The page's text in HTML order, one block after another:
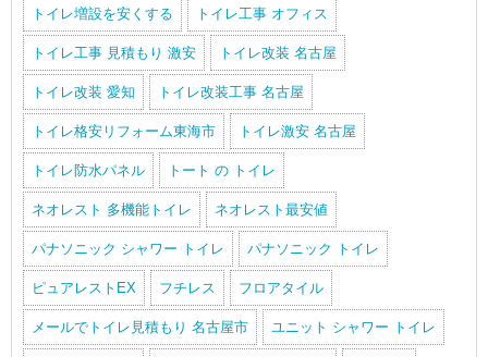
トイレ増設を安くする トイレ工事 オフィス
トイレ工事 見積もり 激安 トイレ改装 名古屋
トイレ改装 愛知 トイレ改装工事 名古屋
トイレ格安リフォーム東海市 トイレ激安 名古屋
トイレ防水パネル トート の トイレ
ネオレスト 多機能トイレ ネオレスト最安値
パナソニック シャワー トイレ パナソニック トイレ
ピュアレストEX フチレス フロアタイル
メールでトイレ見積もり 名古屋市 ユニット シャワー トイレ